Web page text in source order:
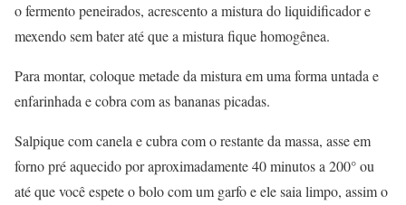
o fermento peneirados, acrescento a mistura do liquidificador e
mexendo sem bater até que a mistura fique homogênea.
Para montar, coloque metade da mistura em uma forma untada e
enfarinhada e cobra com as bananas picadas.
Salpique com canela e cubra com o restante da massa, asse em
forno pré aquecido por aproximadamente 40 minutos a 200° ou
até que você espete o bolo com um garfo e ele saia limpo, assim o